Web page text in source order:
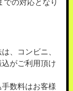
の対応となり
、コンビニ、
がご利用頂け
数料はお客様